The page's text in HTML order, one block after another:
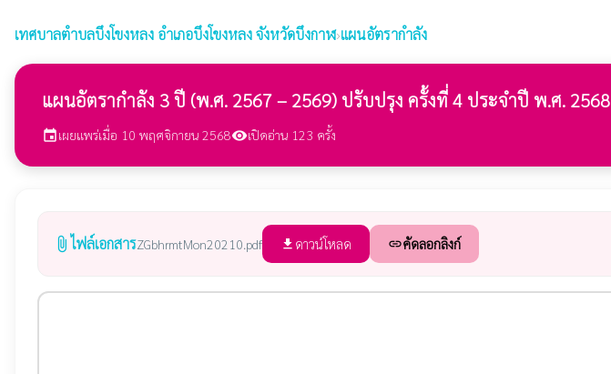
เทศบาลตำบลบึงโขงหลง อำเภอบึงโขงหลง จังหวัดบึงกาฬ›แผนอัตรากำลัง
แผนอัตรากำลัง 3 ปี (พ.ศ. 2567 – 2569) ปรับปรุง ครั้งที่ 4 ประจำปี พ.ศ. 2568
eventเผยแพร่เมื่อ 10 พฤศจิกายน 2568visibilityเปิดอ่าน 123 ครั้ง
attach_file ไฟล์เอกสารZGbhrmtMon20210.pdf file_download ดาวน์โหลด linkคัดลอกลิงก์